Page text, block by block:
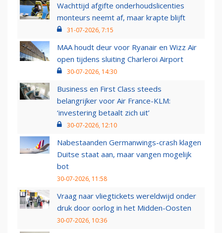
Wachttijd afgifte onderhoudslicenties
monteurs neemt af, maar krapte blijft
31-07-2026, 7:15
MAA houdt deur voor Ryanair en Wizz Air
open tijdens sluiting Charleroi Airport
30-07-2026, 14:30
Business en First Class steeds
belangrijker voor Air France-KLM:
‘investering betaalt zich uit’
30-07-2026, 12:10
Nabestaanden Germanwings-crash klagen
Duitse staat aan, maar vangen mogelijk
bot
30-07-2026, 11:58
Vraag naar vliegtickets wereldwijd onder
druk door oorlog in het Midden-Oosten
30-07-2026, 10:36